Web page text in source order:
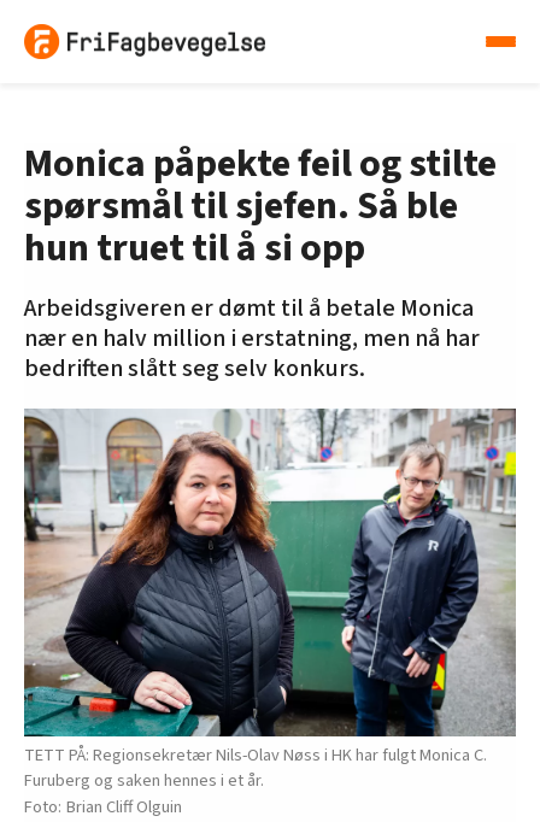
Monica påpekte feil og stilte
spørsmål til sjefen. Så ble
hun truet til å si opp
Arbeidsgiveren er dømt til å betale Monica
nær en halv million i erstatning, men nå har
bedriften slått seg selv konkurs.
TETT PÅ: Regionsekretær Nils-Olav Nøss i HK har fulgt Monica C.
Furuberg og saken hennes i et år.
Brian Cliff Olguin